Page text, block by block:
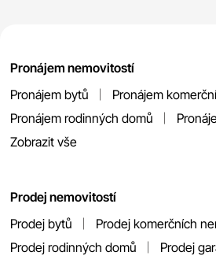
Pronájem nemovitostí
Pronájem bytů
Pronájem
Pronájem rodinných domů
Zobrazit vše
Prodej nemovitostí
Prodej bytů
Prodej komerčních
Prodej rodinných domů
Prodej